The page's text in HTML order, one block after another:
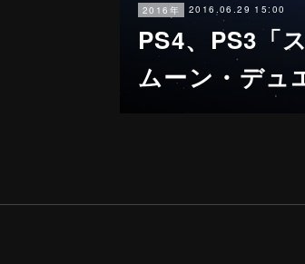
2016年 2016.06.29 15:00
PS4、PS3「
ムーン・デュ